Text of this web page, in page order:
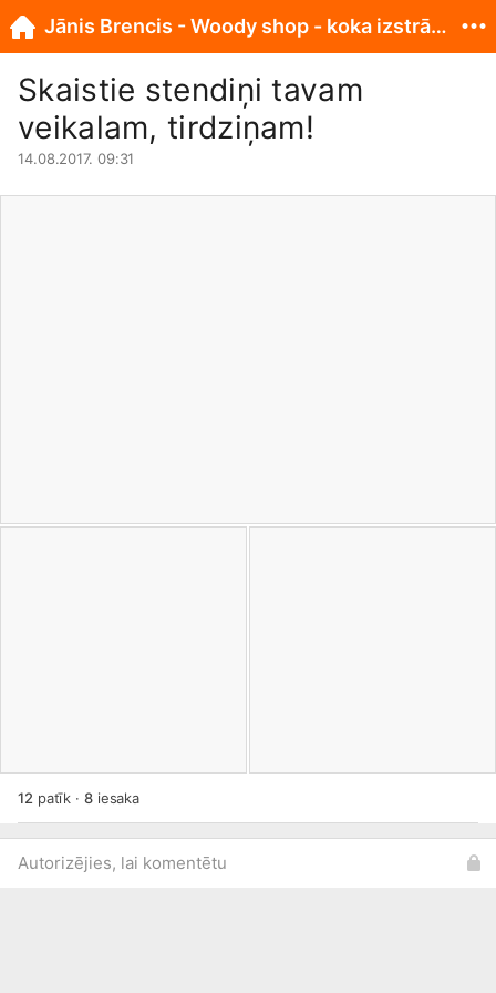
Skaistie stendiņi tavam
veikalam, tirdziņam!
14.08.2017. 09:31
12 patīk · 8iesaka
Autorizējies, lai komentētu
Jānis Brencis - Woody shop - koka izstrādājumi